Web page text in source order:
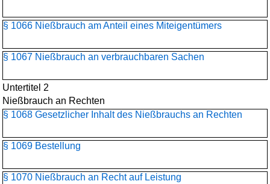
§ 1066 Nießbrauch am Anteil eines Miteigentümers
§ 1067 Nießbrauch an verbrauchbaren Sachen
Untertitel 2
Nießbrauch an Rechten
§ 1068 Gesetzlicher Inhalt des Nießbrauchs an Rechten
§ 1069 Bestellung
§ 1070 Nießbrauch an Recht auf Leistung